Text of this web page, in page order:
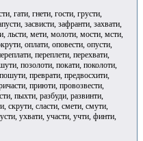
гати, гнети, гости, грусти,
засвисти, зафранти, захвати,
льсти, мети, молоти, мости, мсти,
оплати, оповести, опусти,
переплети, перехвати,
позолоти, покати, поколоти,
преврати, предвосхити,
приюти, провозвести,
пыхти, разбуди, развинти,
скрути, сласти, смети, смути,
ухвати, участи, учти, финти,